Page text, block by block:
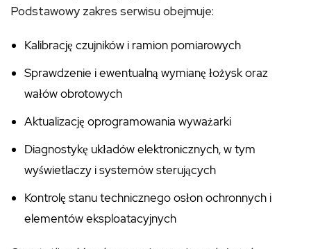
Podstawowy zakres serwisu obejmuje:
Kalibrację czujników i ramion pomiarowych
Sprawdzenie i ewentualną wymianę łożysk oraz
wałów obrotowych
Aktualizację oprogramowania wyważarki
Diagnostykę układów elektronicznych, w tym
wyświetlaczy i systemów sterujących
Kontrolę stanu technicznego osłon ochronnych i
elementów eksploatacyjnych